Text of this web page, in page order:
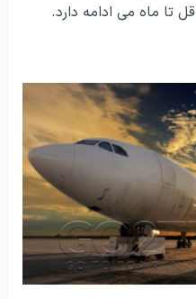
تا ماه می ادامه دارد.